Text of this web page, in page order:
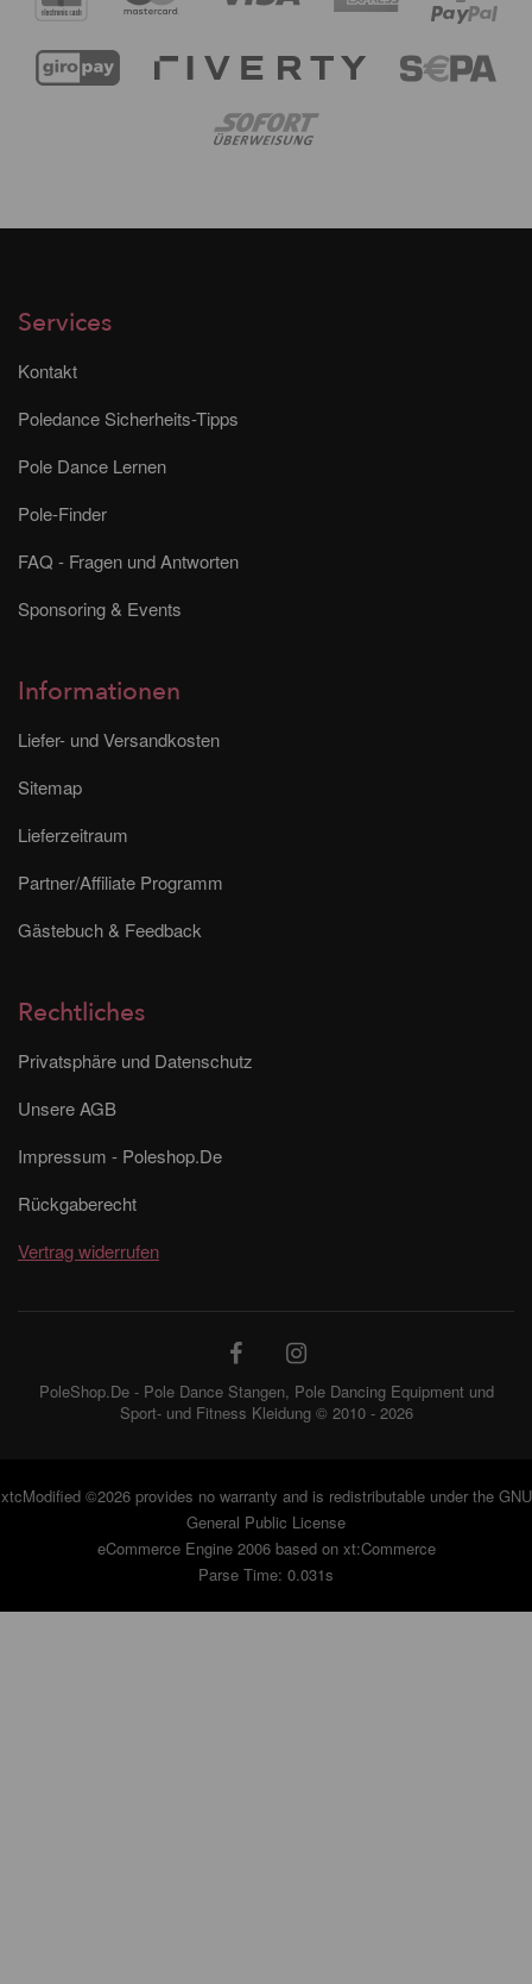
Services
Kontakt
Poledance Sicherheits-Tipps
Pole Dance Lernen
Pole-Finder
FAQ - Fragen und Antworten
Sponsoring & Events
Informationen
Liefer- und Versandkosten
Sitemap
Lieferzeitraum
Partner/Affiliate Programm
Gästebuch & Feedback
Rechtliches
Privatsphäre und Datenschutz
Unsere AGB
Impressum - Poleshop.De
Rückgaberecht
Vertrag widerrufen
PoleShop.De - Pole Dance Stangen, Pole Dancing Equipment und
Sport- und Fitness Kleidung © 2010 - 2026
xtcModified©2026 provides no warranty and is redistributable under the GNU
General Public License
eCommerce Engine 2006 based on xt:Commerce
Parse Time: 0.031s